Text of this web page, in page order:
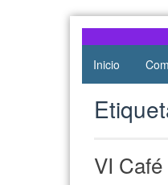
de Atocha
Inicio
VI